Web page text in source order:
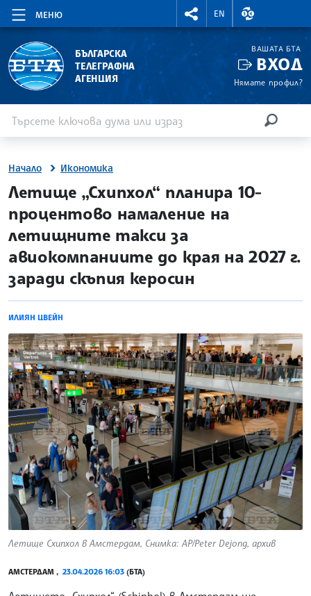
МЕНЮ
RIGHTMENU.SOCIAL
EN
ВАЛУТНИ
БЪЛГАРСКА
ТЕЛЕГРАФНА
АГЕНЦИЯ
ВАШАТА БТА
ВХОД
Нямате профил?
Начало Икономика
site.bta
Летище „Схипхол“ планира 10-
процентово намаление на
летищните такси за
авиокомпаниите до края на 2027 г.
заради скъпия керосин
ИЛИЯН ЦВЕЙН
Летище Схипхол в Амстердам, Снимка: AP/Peter Dejong, архив
АМСТЕРДАМ , 23.04.2026 16:03 (БТА)